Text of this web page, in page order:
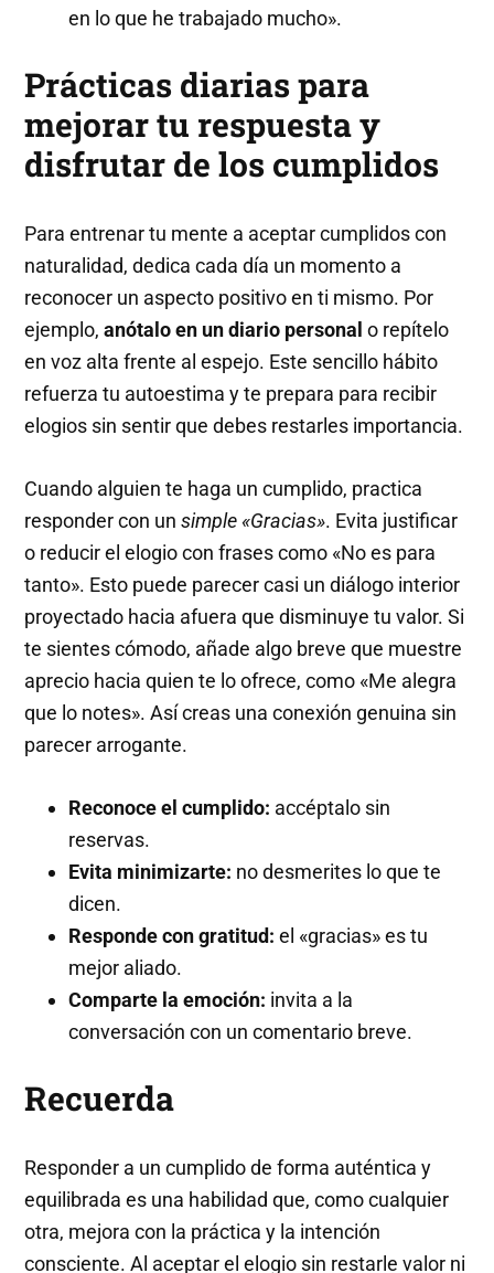
en lo que he trabajado mucho».
Prácticas diarias para
mejorar tu respuesta y
disfrutar de los cumplidos
Para entrenar tu mente a aceptar cumplidos con
naturalidad, dedica cada día un momento a
reconocer un aspecto positivo en ti mismo. Por
ejemplo,anótalo en un diario personal o repítelo
en voz alta frente al espejo. Este sencillo hábito
refuerza tu autoestima y te prepara para recibir
elogios sin sentir que debes restarles importancia.
Cuando alguien te haga un cumplido, practica
responder con unsimple «Gracias». Evita justificar
o reducir el elogio con frases como «No es para
tanto». Esto puede parecer casi un diálogo interior
proyectado hacia afuera que disminuye tu valor. Si
te sientes cómodo, añade algo breve que muestre
aprecio hacia quien te lo ofrece, como «Me alegra
que lo notes». Así creas una conexión genuina sin
parecer arrogante.
Reconoce el cumplido: accéptalo sin
reservas.
Evita minimizarte: no desmerites lo que te
dicen.
Responde con gratitud: el «gracias» es tu
mejor aliado.
Comparte la emoción: invita a la
conversación con un comentario breve.
Recuerda
Responder a un cumplido de forma auténtica y
equilibrada es una habilidad que, como cualquier
otra, mejora con la práctica y la intención
consciente. Al aceptar el elogio sin restarle valor ni